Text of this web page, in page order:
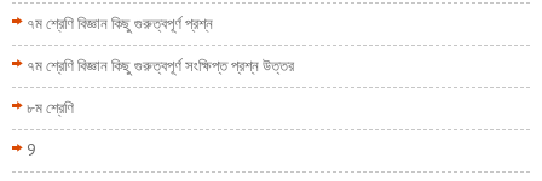
৭ম শ্রেণি বিজ্ঞান কিছু গুরুত্বপূর্ণ প্রশ্ন
৭ম শ্রেণি বিজ্ঞান কিছু গুরুত্বপূর্ণ সংক্ষিপ্ত প্রশ্ন উত্তর
৮ম শ্রেণি
9